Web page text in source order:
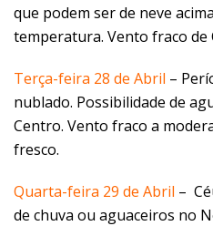
que podem ser de neve
temperatura. Vento fraco de
Terça-feira 28 de Abril –
nublado. Possibilidade de
Centro. Vento fraco a
fresco.
Quarta-feira 29 de Abril –
de chuva ou aguaceiros no